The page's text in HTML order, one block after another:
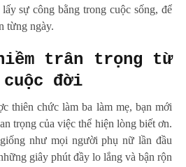
sự công bằng trong cuộc sống, để
từng ngày.
trân trọng từ
đời
thiên chức làm ba làm mẹ, bạn mới
trọng của việc thể hiện lòng biết ơn.
như mọi người phụ nữ lần đầu
giây phút đầy lo lắng và bận rộn